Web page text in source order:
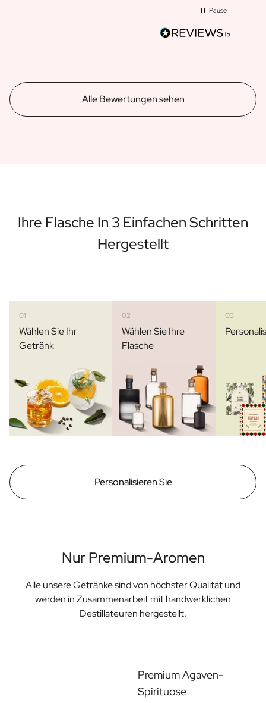
Pause
Alle Bewertungen sehen
Ihre Flasche In 3 Einfachen Schritten
Hergestellt
01
Wählen Sie Ihr
Getränk
02
Wählen Sie Ihre
Flasche
03
Personalisieren Sie
Nur Premium-Aromen
Alle unsere Getränke sind von höchster Qualität und
werden in Zusammenarbeit mit handwerklichen
Destillateuren hergestellt.
Premium Agaven-
Spirituose